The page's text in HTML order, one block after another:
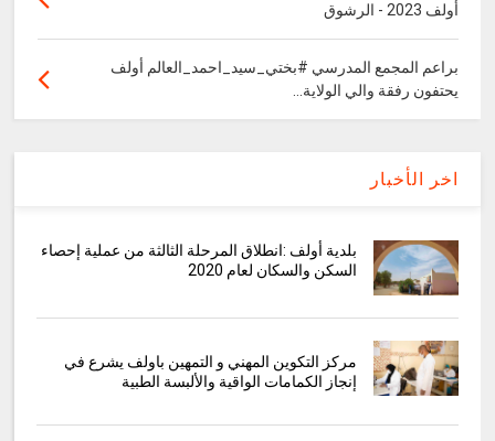
أولف 2023 - الرشوق
براعم المجمع المدرسي #بختي_سيد_احمد_العالم أولف
يحتفون رفقة والي الولاية...
اخر الأخبار
بلدية أولف :انطلاق المرحلة الثالثة من عملية إحصاء
السكن والسكان لعام 2020
مركز التكوين المهني و التمهين باولف يشرع في
إنجاز الكمامات الواقية والألبسة الطبية